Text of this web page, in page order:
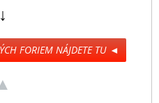
↓
FORIEM NÁJDETE TU ◄